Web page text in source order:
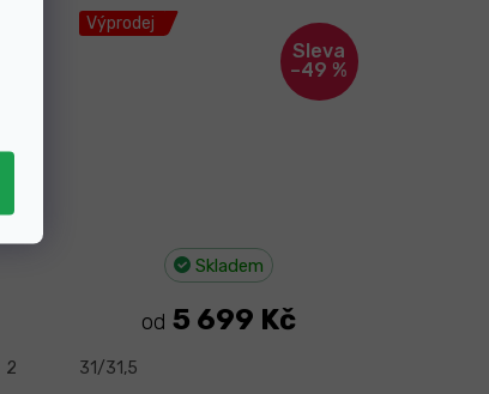
26/26,5
Výprodej
–49 %
Skladem
od 5 699 Kč
31/31,5